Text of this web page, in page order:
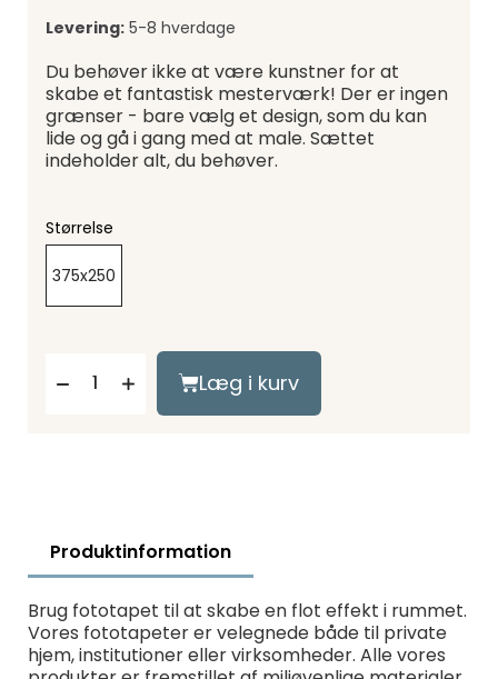
Levering: 5-8 hverdage
Du behøver ikke at være kunstner for at
skabe et fantastisk mesterværk! Der er ingen
grænser - bare vælg et design, som du kan
lide og gå i gang med at male. Sættet
indeholder alt, du behøver.
Størrelse
375x250
Læg i kurv
Produktinformation
Brug fototapet til at skabe en flot effekt i rummet.
Vores fototapeter er velegnede både til private
hjem, institutioner eller virksomheder. Alle vores